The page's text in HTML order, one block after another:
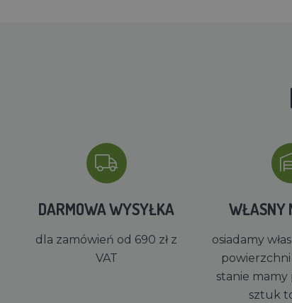
DARMOWA WYSYŁKA
dla zamówień od 690 zł z
VAT
WŁASNY
osiadamy
stanie
sztuk